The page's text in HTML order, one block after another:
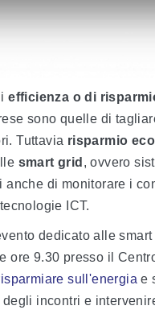
efficienza o di
sono quelle di
Tuttavia risparmio
smart grid , ovvero
di monitorare i
ICT.
dedicato alle
ore 9.30 presso il
sull'energia e
incontri e